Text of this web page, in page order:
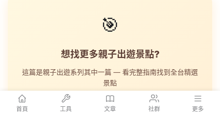
🎯
想找更多親子出遊景點?
這篇是親子出遊系列其中一篇 — 看完整指南找到全台精選
景點
看完整出遊指南 →
首頁 工具 文章 社群 更多